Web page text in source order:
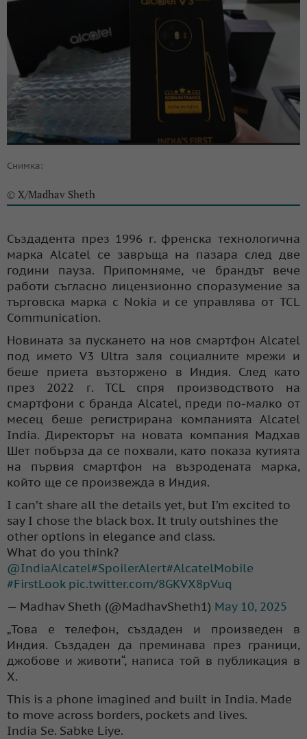
Снимка:
© X/Madhav Sheth
Създадента през 1996 г. френска технологична
марка Alcatel се завръща на пазара след две
години пауза. Припомняме, че брандът вече
работи съгласно лицензионно споразумение за
търговска марка с Nokia и се управлява от TCL
Communication.
Новината за пускането на нов смартфон Alcatel
под името V3 Ultra заля социалните мрежи и
беше приета възторжено в Индия. След като
през 2022 г. TCL спря производството на
смартфони с бранда Alcatel, преди по-малко от
месец беше регистрирана компанията Alcatel
India. Директорът на новата компания Мадхав
Шет побърза да се похвали, като показа кутията
на първия смартфон на възродената марка,
който ще се произвежда в Индия.
I can’t share all the details yet, but I’m excited to
say I chose the black box. It truly outshines the
other options in elegance and class.
What do you think?
@IndiaAlcatel#SpoilerAlert#AlcatelMobile
#FirstLook pic.twitter.com/8GKVX8pVuq
— Madhav Sheth (@MadhavSheth1) May 10, 2025
„Това е телефон, създаден и произведен в
Индия. Създаден да преминава през граници,
джобове и животи“, написа той в публикация в
X.
This is a phone imagined and built in India. Made
to move across borders, pockets and lives.
India Se. Sabke Liye.